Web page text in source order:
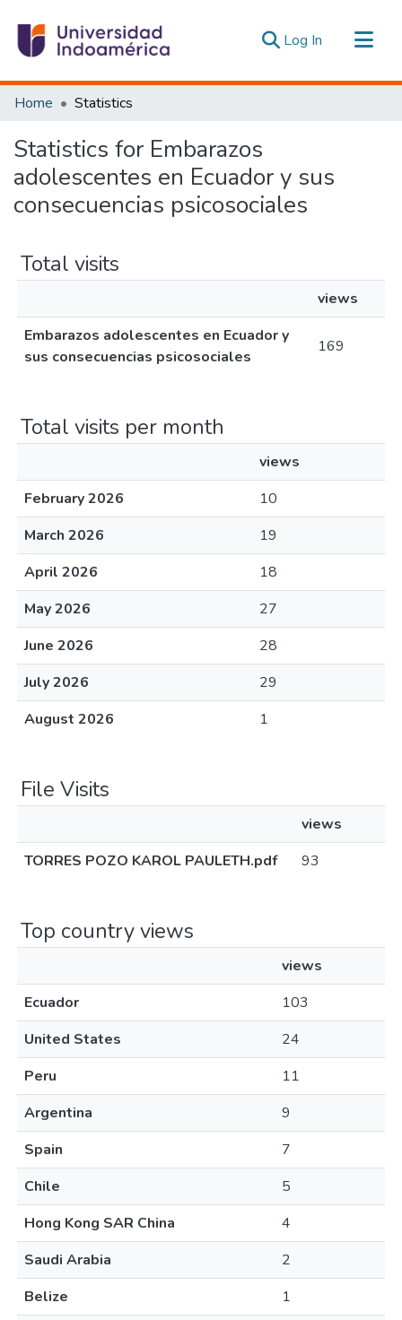
Log In (current)
Communities & Collections
Estadísticas Externas
Home Statistics
Statistics for Embarazos
adolescentes en Ecuador y sus
consecuencias psicosociales
Total visits
views
Embarazos adolescentes en Ecuador y
sus consecuencias psicosociales
169
Total visits per month
views
February 2026
10
March 2026
19
April 2026
18
May 2026
27
June 2026
28
July 2026
29
August 2026
1
File Visits
views
TORRES POZO KAROL PAULETH.pdf
93
Top country views
views
Ecuador
103
United States
24
Peru
11
Argentina
9
Spain
7
Chile
5
Hong Kong SAR China
4
Saudi Arabia
2
Belize
1